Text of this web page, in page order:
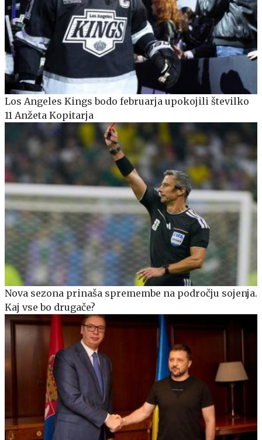
Los Angeles Kings bodo februarja upokojili številko
11 Anžeta Kopitarja
Nova sezona prinaša spremembe na področju sojenja.
Kaj vse bo drugače?